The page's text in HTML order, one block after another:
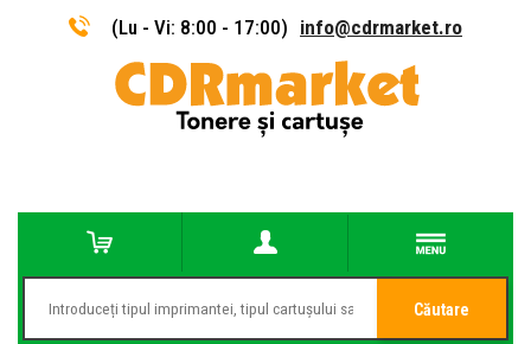
(Lu - Vi: 8:00 - 17:00) info@cdrmarket.ro
Căutare